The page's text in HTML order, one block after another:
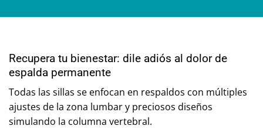
Recupera tu bienestar: dile adiós al dolor de
espalda permanente
Todas las sillas se enfocan en respaldos con múltiples
ajustes de la zona lumbar y preciosos diseños
simulando la columna vertebral.